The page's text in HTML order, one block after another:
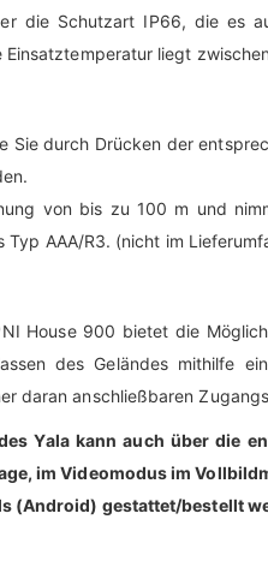
die Schutzart IP66, die es
liegt
durch Drücken der
von bis zu 100 m und
AAA/R3. (nicht im
House 900 bietet die
des Geländes mithilfe
daran anschließbaren
Yala kann auch über die
im Videomodus im
(Android) gestattet/bestellt